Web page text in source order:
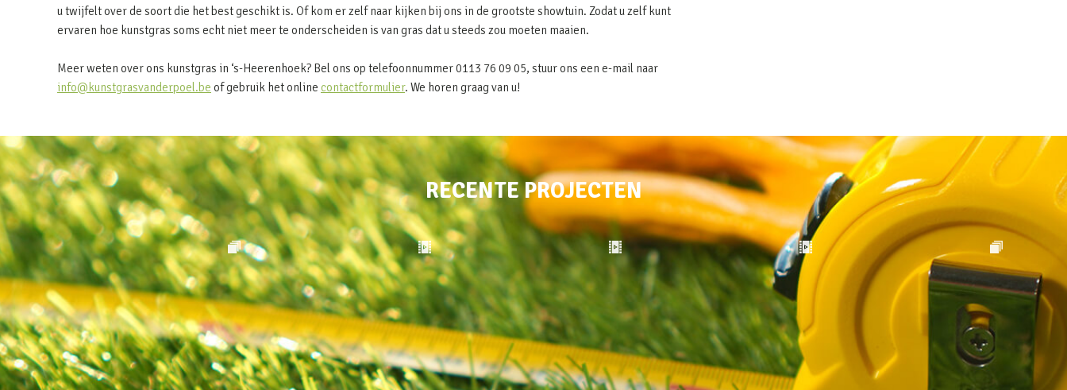
u twijfelt over de soort die het best geschikt is. Of kom er zelf naar kijken bij ons in de grootste showtuin. Zodat u zelf kunt
ervaren hoe kunstgras soms echt niet meer te onderscheiden is van gras dat u steeds zou moeten maaien.
Meer weten over ons kunstgras in ‘s-Heerenhoek? Bel ons op telefoonnummer 0113 76 09 05, stuur ons een e-mail naar
info@kunstgrasvanderpoel.be of gebruik het online contactformulier. We horen graag van u!
RECENTE PROJECTEN